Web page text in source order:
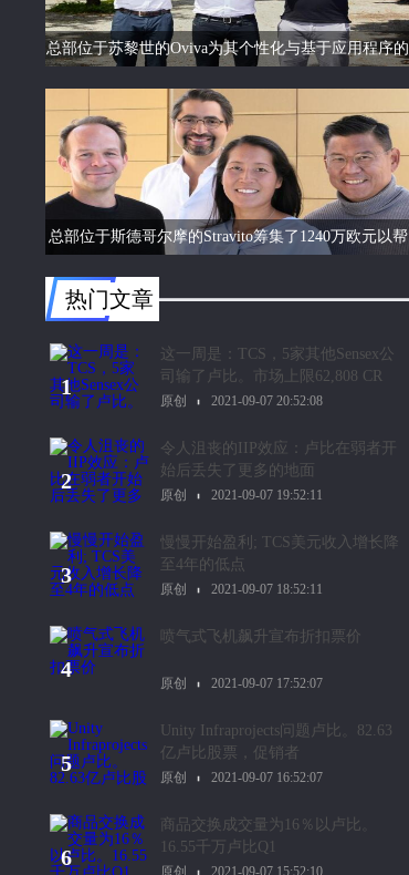
总部位于苏黎世的Oviva为其个性化与基于应用程序的
总部位于斯德哥尔摩的Stravito筹集了1240万欧元以帮
热门文章
这一周是：TCS，5家其他Sensex公
司输了卢比。市场上限62,808 CR
原创 2021-09-07 20:52:08
1
令人沮丧的IIP效应：卢比在弱者开
始后丢失了更多的地面
原创 2021-09-07 19:52:11
2
慢慢开始盈利; TCS美元收入增长降
至4年的低点
原创 2021-09-07 18:52:11
3
喷气式飞机飙升宣布折扣票价
原创 2021-09-07 17:52:07
4
Unity Infraprojects问题卢比。82.63
亿卢比股票，促销者
原创 2021-09-07 16:52:07
5
商品交换成交量为16％以卢比。
16.55千万卢比Q1
原创 2021-09-07 15:52:10
6